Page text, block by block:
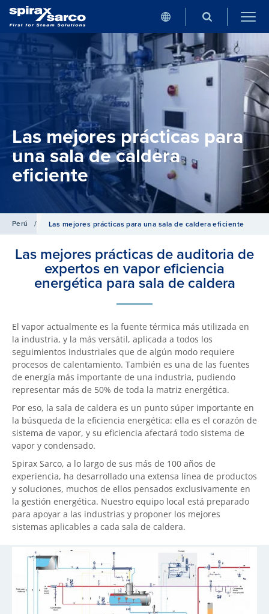
Las mejores prácticas para
una sala de caldera
eficiente
Perú / Las mejores prácticas para una sala de caldera eficiente
​Las mejores prácticas de auditoria de
expertos en vapor eficiencia
energética para sala de caldera
El vapor actualmente es la fuente térmica más utilizada en
la industria, y la más versátil, aplicada a todos los
seguimientos industriales que de algún modo requiere
procesos de calentamiento. También es una de las fuentes
de energía más importante de una industria, pudiendo
representar más de 50% de toda la matriz energética.
Por eso, la sala de caldera es un punto súper importante en
la búsqueda de la eficiencia energética: ella es el corazón de
sistema de vapor, y su eficiencia afectará todo sistema de
vapor y condensado.
Spirax Sarco, a lo largo de sus más de 100 años de
experiencia, ha desarrollado una extensa línea de productos
y soluciones, muchos de ellos pensados exclusivamente en
la gestión energética. Nuestro equipo local está preparado
para apoyar a las industrias y proponer los mejores
sistemas aplicables a cada sala de caldera.